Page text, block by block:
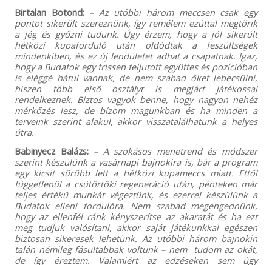
Birtalan Botond:– Az utóbbi három meccsen csak egy
pontot sikerült szereznünk, így remélem ezúttal megtörik
a jég és győzni tudunk. Úgy érzem, hogy a jól sikerült
hétközi kupaforduló után oldódtak a feszültségek
mindenkiben, és ez új lendületet adhat a csapatnak. Igaz,
hogy a Budafok egy frissen feljutott együttes és pozícióban
is eléggé hátul vannak, de nem szabad őket lebecsülni,
hiszen több első osztályt is megjárt játékossal
rendelkeznek. Biztos vagyok benne, hogy nagyon nehéz
mérkőzés lesz, de bízom magunkban és ha minden a
terveink szerint alakul, akkor visszatalálhatunk a helyes
útra.
Babinyecz Balázs: – A szokásos menetrend és módszer
szerint készülünk a vasárnapi bajnokira is, bár a program
egy kicsit sűrűbb lett a hétközi kupameccs miatt. Ettől
függetlenül a csütörtöki regeneráció után, pénteken már
teljes értékű munkát végeztünk, és ezerrel készülünk a
Budafok elleni fordulóra. Nem szabad megengednünk,
hogy az ellenfél ránk kényszerítse az akaratát és ha ezt
meg tudjuk valósítani, akkor saját játékunkkal egészen
biztosan sikeresek lehetünk. Az utóbbi három bajnokin
talán némileg fásultabbak voltunk – nem tudom az okát,
de így éreztem. Valamiért az edzéseken sem úgy